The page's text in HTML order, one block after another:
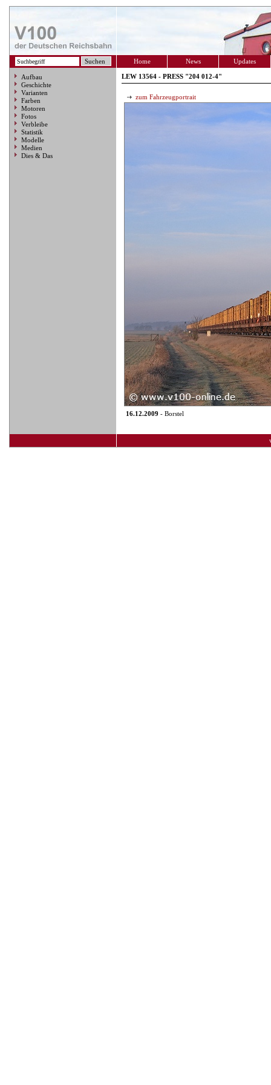
Home News Updates
Aufbau
Geschichte
Varianten
Farben
Motoren
Fotos
Verbleibe
Statistik
Modelle
Medien
Dies & Das
LEW 13564 - PRESS "204 012-4"
zum Fahrzeugportrait
16.12.2009 - Borstel